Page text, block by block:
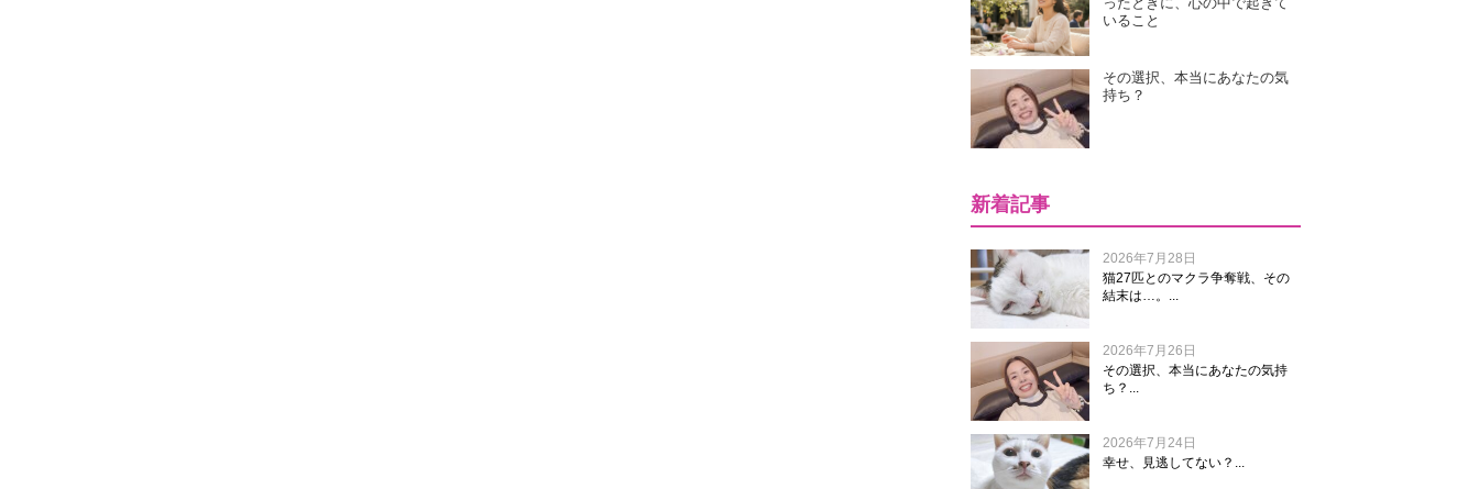
いること
その選択、本当にあなたの気
持ち？
新着記事
2026年7月28日
猫27匹とのマクラ争奪戦、その
結末は…。...
2026年7月26日
その選択、本当にあなたの気持
ち？...
2026年7月24日
幸せ、見逃してない？...